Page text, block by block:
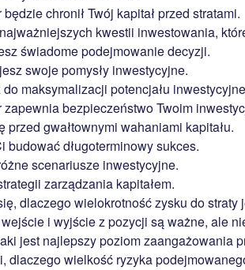
chronił Twój kapitał przed stratami.
kwestii inwestowania,
świadome podejmowanie decyzji.
swoje pomysły inwestycyjne.
maksymalizacji potencjału
zapewnia bezpieczeństwo Twoim
przed gwałtownymi wahaniami kapitału.
budować długoterminowy sukces.
scenariusze inwestycyjne.
zarządzania kapitałem.
dlaczego wielokrotność zysku do straty
i wyjście z pozycji są ważne, ale
jest najlepszy poziom zaangażowania
dlaczego wielkość ryzyka